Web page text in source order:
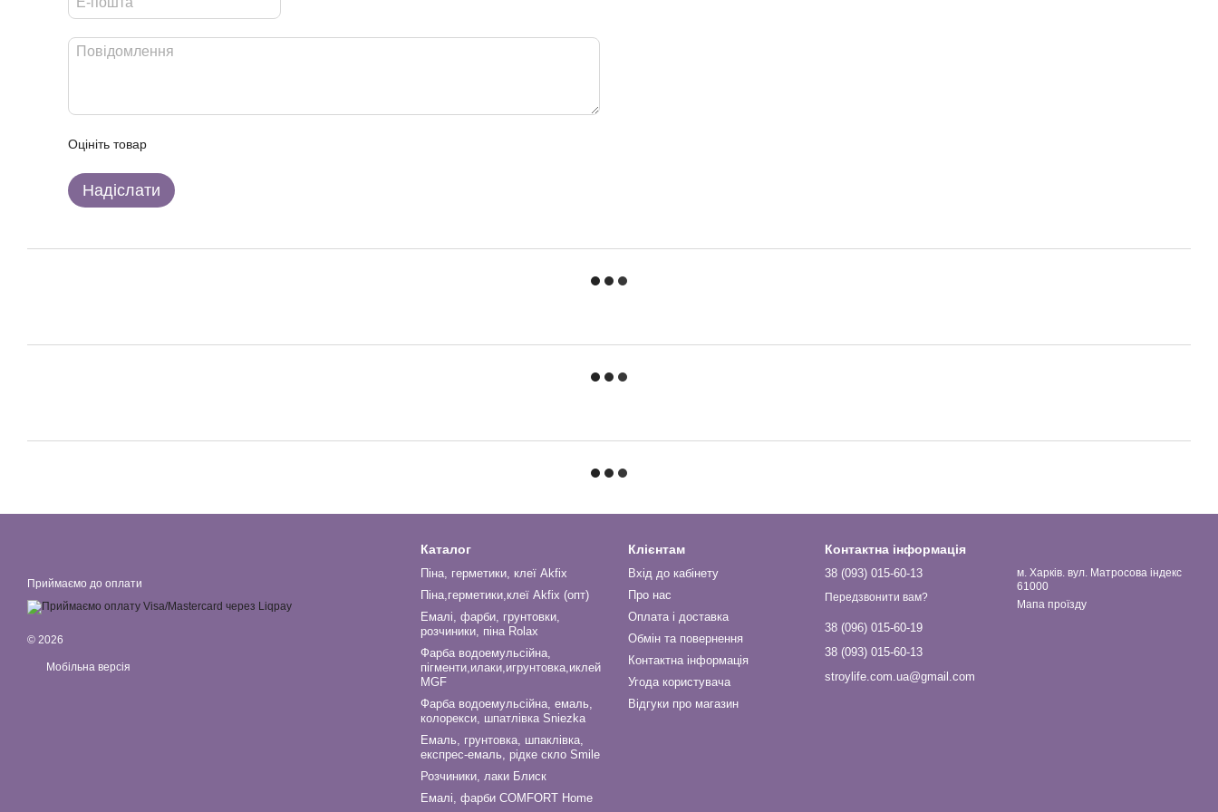
Оцініть товар
Надіслати
Приймаємо до оплати
© 2026
Мобільна версія
Каталог
Піна, герметики, клеї Akfix
Піна,герметики,клеї Akfix (опт)
Емалі, фарби, грунтовки,
розчиники, піна Rolax
Фарба водоемульсійна,
пігменти,илаки,игрунтовка,иклей
MGF
Фарба водоемульсійна, емаль,
колорекси, шпатлівка Sniezka
Емаль, грунтовка, шпаклівка,
експрес-емаль, рідке скло Smile
Розчиники, лаки Блиск
Емалі, фарби COMFORT Home
Клієнтам
Вхід до кабінету
Про нас
Оплата і доставка
Обмін та повернення
Контактна інформація
Угода користувача
Відгуки про магазин
Контактна інформація
38 (093) 015-60-13
Передзвонити вам?
38 (096) 015-60-19
38 (093) 015-60-13
stroylife.com.ua@gmail.com
м. Харків. вул. Матросова індекс
61000
Мапа проїзду